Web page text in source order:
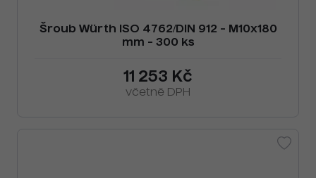
Šroub Würth ISO 4762/DIN 912 - M10x180
mm - 300 ks
11 253 Kč
včetně DPH